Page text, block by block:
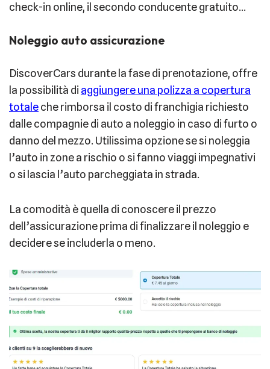
check-in online, il secondo conducente gratuito…
Noleggio auto assicurazione
DiscoverCars durante la fase di prenotazione, offre
la possibilità di aggiungere una polizza a copertura
totaleche rimborsa il costo di franchigia richiesto
dalle compagnie di auto a noleggio in caso di furto o
danno del mezzo. Utilissima opzione se si noleggia
l’auto in zone a rischio o si fanno viaggi impegnativi
o si lascia l’auto parcheggiata in strada.
La comodità è quella di conoscere il prezzo
dell’assicurazione prima di finalizzare il noleggio e
decidere se includerla o meno.